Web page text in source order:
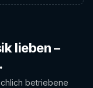
lieben –
betriebene